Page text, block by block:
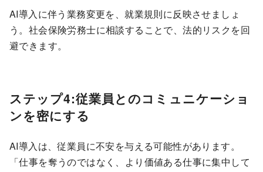
AI導入に伴う業務変更を、就業規則に反映させましょ
う。社会保険労務士に相談することで、法的リスクを回
避できます。
ステップ4:従業員とのコミュニケーショ
ンを密にする
AI導入は、従業員に不安を与える可能性があります。
「仕事を奪うのではなく、より価値ある仕事に集中して